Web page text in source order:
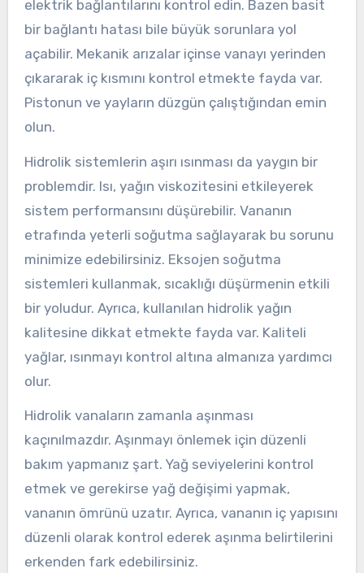
elektrik bağlantılarını kontrol edin. Bazen basit
bir bağlantı hatası bile büyük sorunlara yol
açabilir. Mekanik arızalar içinse vanayı yerinden
çıkararak iç kısmını kontrol etmekte fayda var.
Pistonun ve yayların düzgün çalıştığından emin
olun.
Hidrolik sistemlerin aşırı ısınması da yaygın bir
problemdir. Isı, yağın viskozitesini etkileyerek
sistem performansını düşürebilir. Vananın
etrafında yeterli soğutma sağlayarak bu sorunu
minimize edebilirsiniz. Eksojen soğutma
sistemleri kullanmak, sıcaklığı düşürmenin etkili
bir yoludur. Ayrıca, kullanılan hidrolik yağın
kalitesine dikkat etmekte fayda var. Kaliteli
yağlar, ısınmayı kontrol altına almanıza yardımcı
olur.
Hidrolik vanaların zamanla aşınması
kaçınılmazdır. Aşınmayı önlemek için düzenli
bakım yapmanız şart. Yağ seviyelerini kontrol
etmek ve gerekirse yağ değişimi yapmak,
vananın ömrünü uzatır. Ayrıca, vananın iç yapısını
düzenli olarak kontrol ederek aşınma belirtilerini
erkenden fark edebilirsiniz.